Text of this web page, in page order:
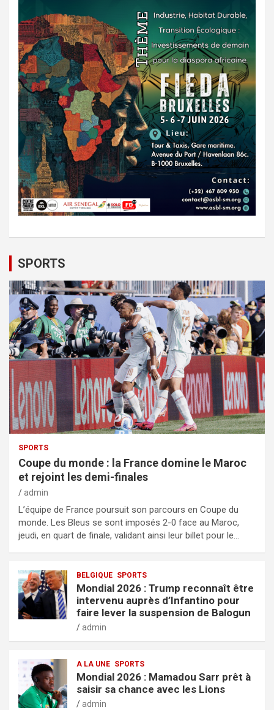
SPORTS
SPORTS
Coupe du monde : la France domine le Maroc
et rejoint les demi-finales
admin
L’équipe de France poursuit son parcours en Coupe du
monde. Les Bleus se sont imposés 2-0 face au Maroc,
jeudi, en quart de finale, validant ainsi leur billet pour le…
BELGIQUE SPORTS
Mondial 2026 : Trump reconnaît être
intervenu auprès d’Infantino pour
faire lever la suspension de Balogun
admin
A LA UNE SPORTS
Mondial 2026 : Mamadou Sarr prêt à
saisir sa chance avec les Lions
admin